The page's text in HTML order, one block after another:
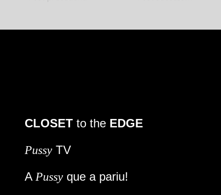
CLOSET to the EDGE
Pussy TV
A Pussy que a pariu!